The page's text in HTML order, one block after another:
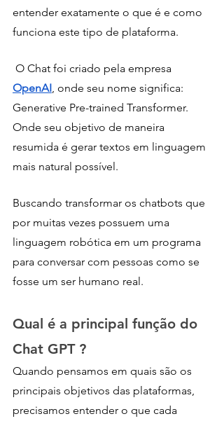
entender exatamente o que é e como
funciona este tipo de plataforma.
O Chat foi criado pela empresa
OpenAI, onde seu nome significa:
Generative Pre-trained Transformer.
Onde seu objetivo de maneira
resumida é gerar textos em linguagem
mais natural possível.
Buscando transformar os chatbots que
por muitas vezes possuem uma
linguagem robótica em um programa
para conversar com pessoas como se
fosse um ser humano real.
Qual é a principal função do
Chat GPT ?
Quando pensamos em quais são os
principais objetivos das plataformas,
precisamos entender o que cada